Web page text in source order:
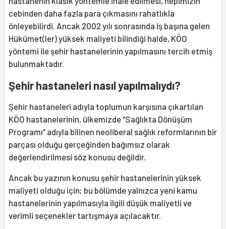
cebinden daha fazla para çıkmasını rahatlıkla
önleyebilirdi. Ancak 2002 yılı sonrasında iş başına gelen
Hükümet(ler) yüksek maliyeti bilindiği halde, KÖO
yöntemi ile şehir hastanelerinin yapılmasını tercih etmiş
bulunmaktadır.
Şehir hastaneleri nasıl yapılmalıydı?
Şehir hastaneleri adıyla toplumun karşısına çıkartılan
KÖO hastanelerinin, ülkemizde “Sağlıkta Dönüşüm
Programı” adıyla bilinen neoliberal sağlık reformlarının bir
parçası olduğu gerçeğinden bağımsız olarak
değerlendirilmesi söz konusu değildir.
Ancak bu yazının konusu şehir hastanelerinin yüksek
maliyeti olduğu için; bu bölümde yalnızca yeni kamu
hastanelerinin yapılmasıyla ilgili düşük maliyetli ve
verimli seçenekler tartışmaya açılacaktır.